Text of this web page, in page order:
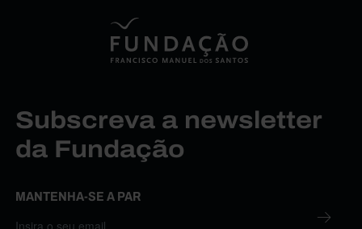
Subscreva a newsletter
da Fundação
MANTENHA-SE A PAR